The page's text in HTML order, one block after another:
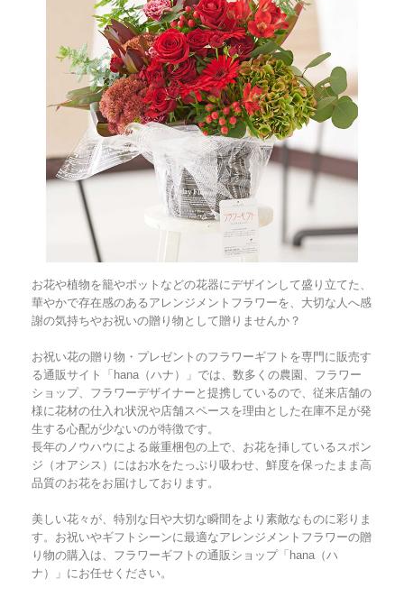
お花や植物を籠やポットなどの花器にデザインして盛り立てた、
華やかで存在感のあるアレンジメントフラワーを、大切な人へ感
謝の気持ちやお祝いの贈り物として贈りませんか？
お祝い花の贈り物・プレゼントのフラワーギフトを専門に販売す
る通販サイト「hana（ハナ）」では、数多くの農園、フラワー
ショップ、フラワーデザイナーと提携しているので、従来店舗の
様に花材の仕入れ状況や店舗スペースを理由とした在庫不足が発
生する心配が少ないのが特徴です。
長年のノウハウによる厳重梱包の上で、お花を挿しているスポン
ジ（オアシス）にはお水をたっぷり吸わせ、鮮度を保ったまま高
品質のお花をお届けしております。
美しい花々が、特別な日や大切な瞬間をより素敵なものに彩りま
す。お祝いやギフトシーンに最適なアレンジメントフラワーの贈
り物の購入は、フラワーギフトの通販ショップ「hana（ハ
ナ）」にお任せください。